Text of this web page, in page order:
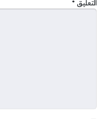
التعليق *